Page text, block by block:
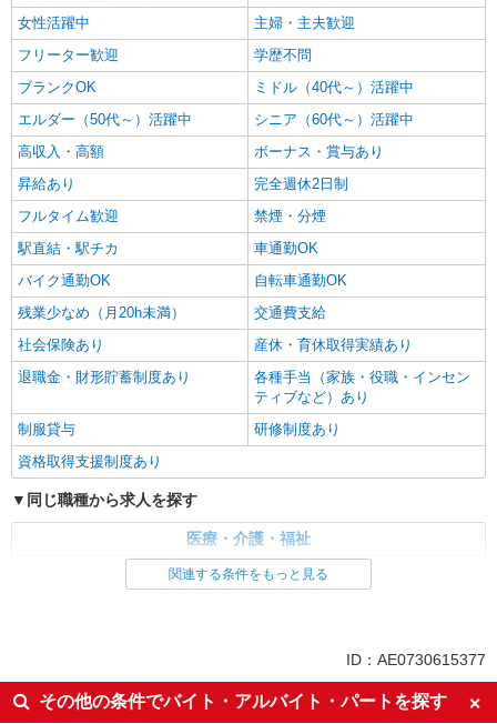
女性活躍中
主婦・主夫歓迎
フリーター歓迎
学歴不問
ブランクOK
ミドル（40代～）活躍中
エルダー（50代～）活躍中
シニア（60代～）活躍中
高収入・高額
ボーナス・賞与あり
昇給あり
完全週休2日制
フルタイム歓迎
禁煙・分煙
駅直結・駅チカ
車通勤OK
バイク通勤OK
自転車通勤OK
残業少なめ（月20h未満）
交通費支給
社会保険あり
産休・育休取得実績あり
退職金・財形貯蓄制度あり
各種手当（家族・役職・インセン
ティブなど）あり
制服貸与
研修制度あり
資格取得支援制度あり
同じ職種から求人を探す
医療・介護・福祉
ボーナス・賞与あり
車通勤OK
交通費支給
社会保険あり
関連する条件をもっと見る
ID：AE0730615377
その他の条件でバイト・アルバイト・パートを探す